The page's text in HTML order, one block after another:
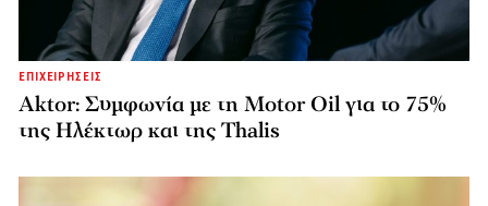
ΕΠΙΧΕΙΡΗΣΕΙΣ
Aktor: Συμφωνία με τη Motor Oil για το 75%
της Ηλέκτωρ και της Thalis